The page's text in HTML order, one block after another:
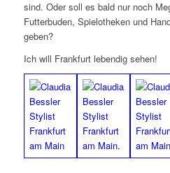
sind. Oder soll es bald nur noch
Futterbuden, Spielotheken und
geben?
Ich will Frankfurt lebendig sehen!